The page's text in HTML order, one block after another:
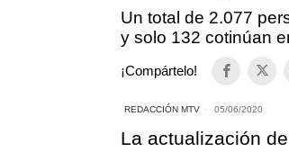
Un total de 2.077
y solo 132 cotinúan
¡Compártelo!
REDACCIÓN MTV 05/06/2020
La actualización